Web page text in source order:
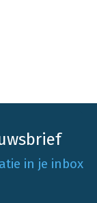
in je inbox